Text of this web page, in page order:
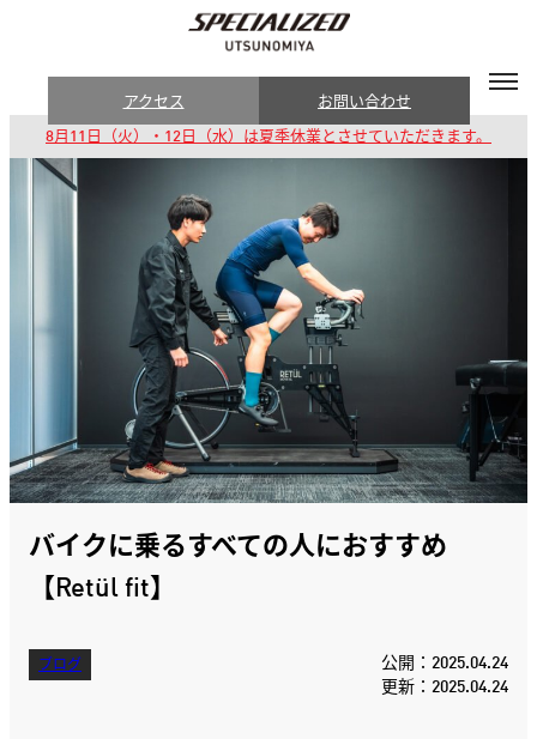
アクセス お問い合わせ
8月11日（火）・12日（水）は夏季休業とさせていただきます。
バイクに乗るすべての人におすすめ
【Retül fit】
ブログ
公開：2025.04.24
更新：2025.04.24